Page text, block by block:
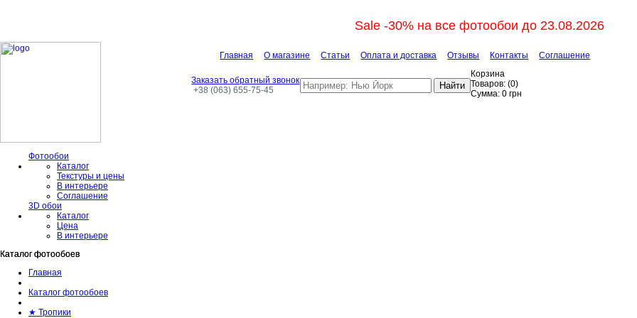
Sale -30% на все фотообои до 23.08.2026
Главная О магазине Статьи Оплата и доставка Отзывы Контакты Соглашение
Заказать обратный звонок
+38 (063) 655-75-45
Найти
Корзина
Товаров: (0)
Сумма: 0 грн
Фотообои
Каталог
Текстуры и цены
В интерьере
Соглашение
3D обои
Каталог
Цена
В интерьере
Каталог фотообоев
Каталог фотообоев
Главная
Каталог фотообоев
★ Тропики